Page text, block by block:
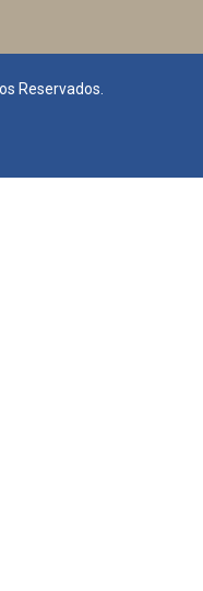
Reservados.